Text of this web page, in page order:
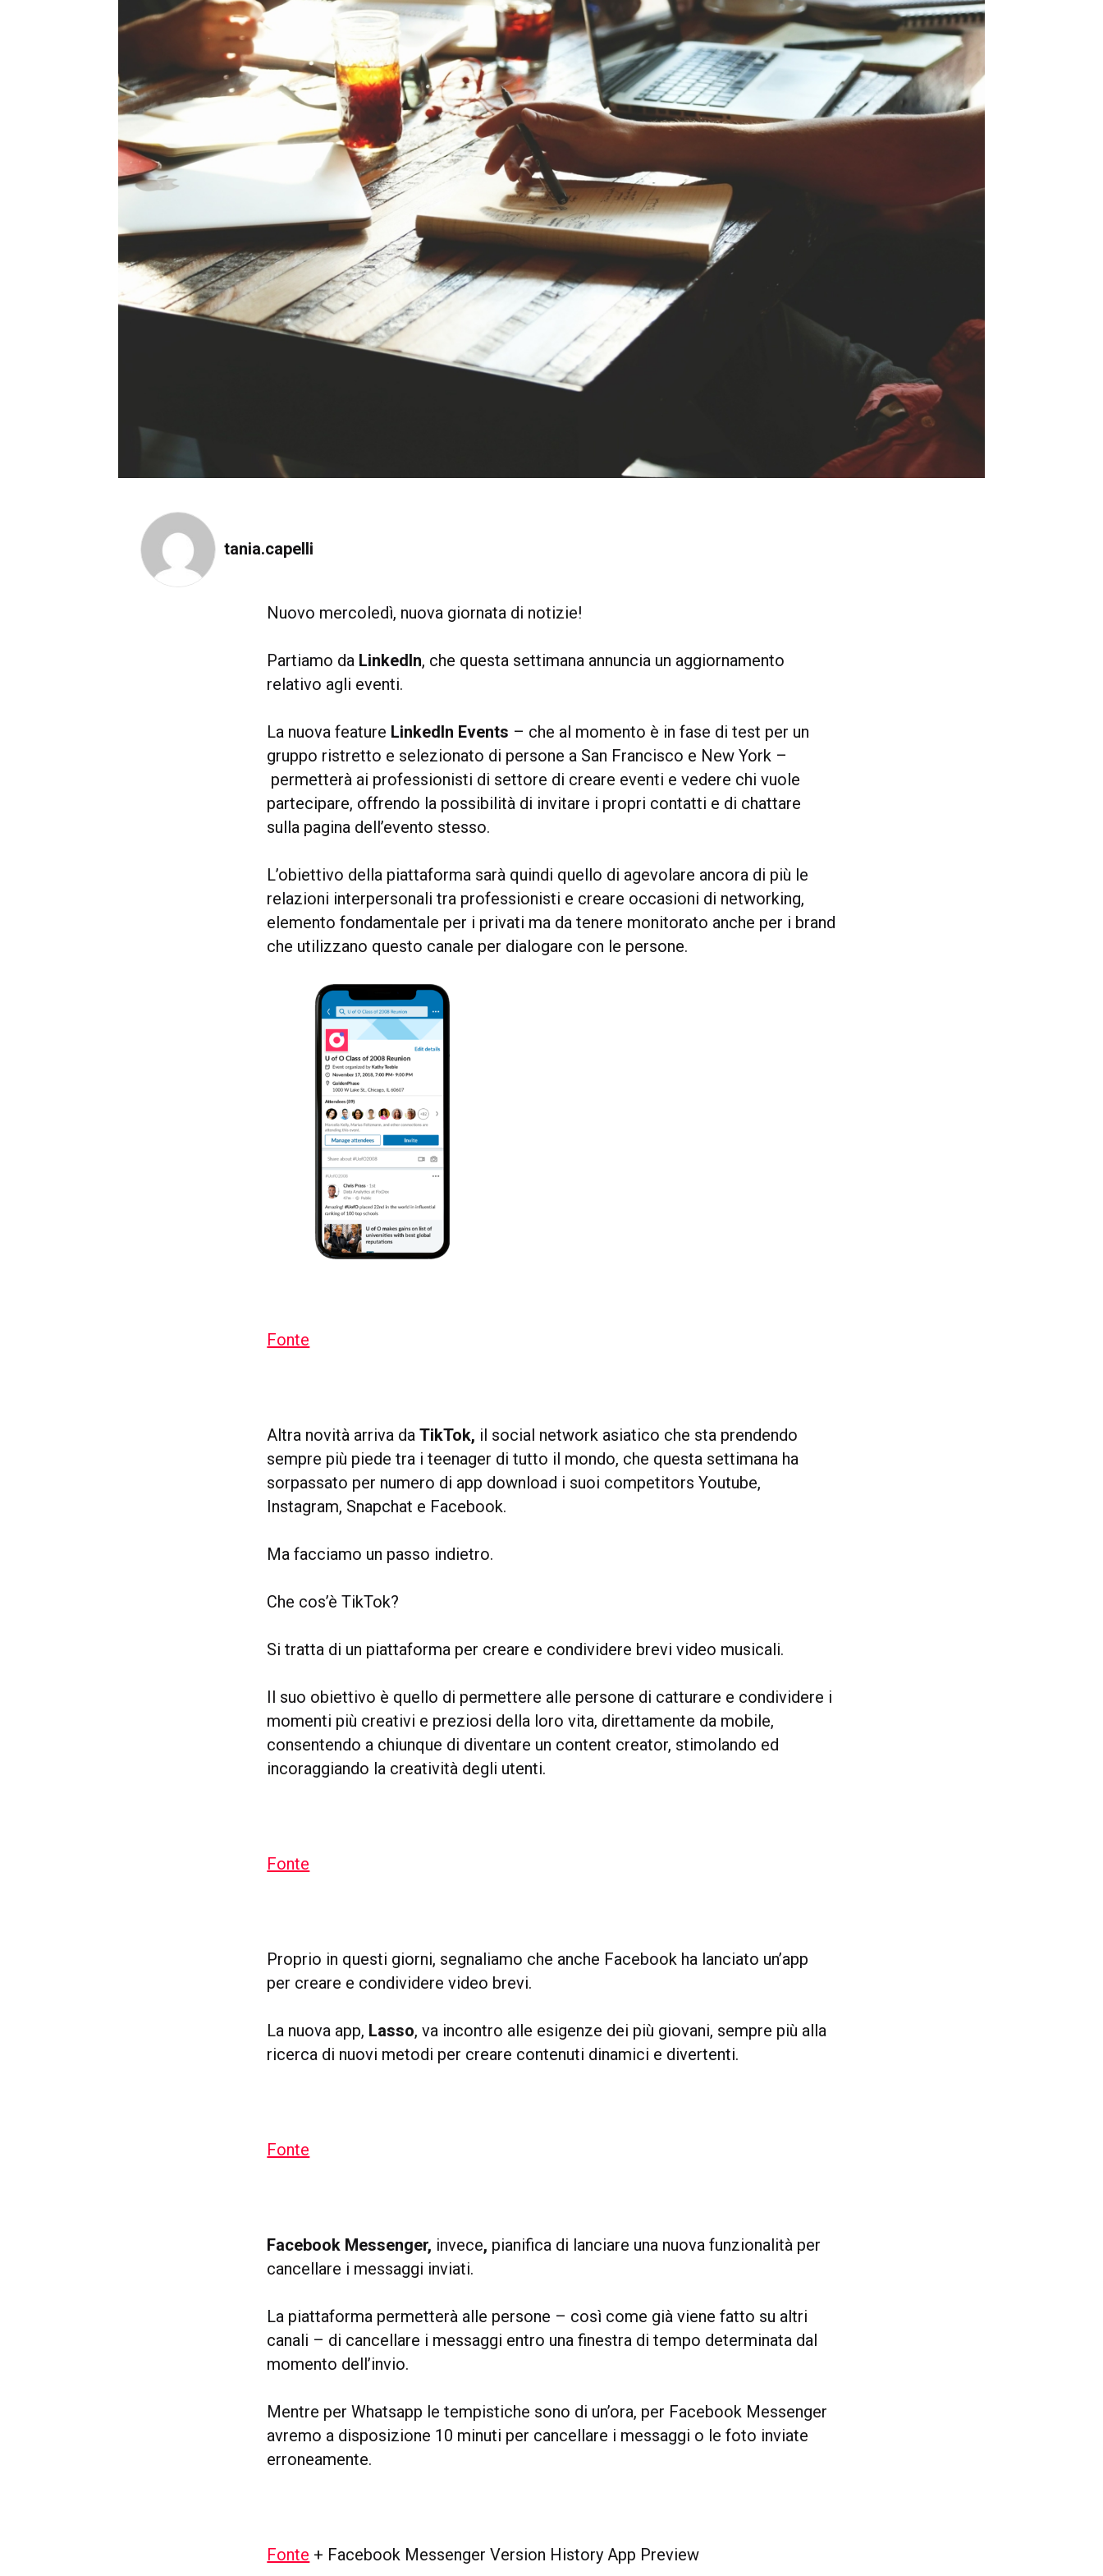
tania.capelli
Nuovo mercoledì, nuova giornata di notizie!
Partiamo da LinkedIn, che questa settimana annuncia un aggiornamento
relativo agli eventi.
La nuova feature LinkedIn Events – che al momento è in fase di test per un
gruppo ristretto e selezionato di persone a San Francisco e New York –
permetterà ai professionisti di settore di creare eventi e vedere chi vuole
partecipare, offrendo la possibilità di invitare i propri contatti e di chattare
sulla pagina dell’evento stesso.
L’obiettivo della piattaforma sarà quindi quello di agevolare ancora di più le
relazioni interpersonali tra professionisti e creare occasioni di networking,
elemento fondamentale per i privati ma da tenere monitorato anche per i brand
che utilizzano questo canale per dialogare con le persone.
Fonte
Altra novità arriva daTikTok, il social network asiatico che sta prendendo
sempre più piede tra i teenager di tutto il mondo, che questa settimana ha
sorpassato per numero di app download i suoi competitors Youtube,
Instagram, Snapchat e Facebook.
Ma facciamo un passo indietro.
Che cos’è TikTok?
Si tratta di un piattaforma per creare e condividere brevi video musicali.
Il suo obiettivo è quello di permettere alle persone di catturare e condividere i
momenti più creativi e preziosi della loro vita, direttamente da mobile,
consentendo a chiunque di diventare un content creator, stimolando ed
incoraggiando la creatività degli utenti.
Fonte
Proprio in questi giorni, segnaliamo che anche Facebook ha lanciato un’app
per creare e condividere video brevi.
La nuova app, Lasso, va incontro alle esigenze dei più giovani, sempre più alla
ricerca di nuovi metodi per creare contenuti dinamici e divertenti.
Fonte
Facebook Messenger, invece, pianifica di lanciare una nuova funzionalità per
cancellare i messaggi inviati.
La piattaforma permetterà alle persone – così come già viene fatto su altri
canali – di cancellare i messaggi entro una finestra di tempo determinata dal
momento dell’invio.
Mentre per Whatsapp le tempistiche sono di un’ora, per Facebook Messenger
avremo a disposizione 10 minuti per cancellare i messaggi o le foto inviate
erroneamente.
Fonte + Facebook Messenger Version History App Preview